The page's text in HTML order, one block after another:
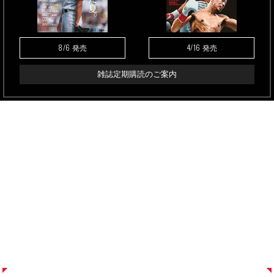
8/6 発売 4/16 発売
雑誌定期購読のご案内